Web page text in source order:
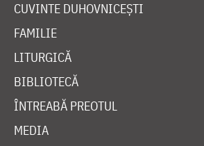
CUVINTE DUHOVNICEȘTI
FAMILIE
LITURGICĂ
BIBLIOTECĂ
ÎNTREABĂ PREOTUL
MEDIA